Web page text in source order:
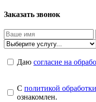
Заказать звонок
Даю согласие на
C политикой
ознакомлен.